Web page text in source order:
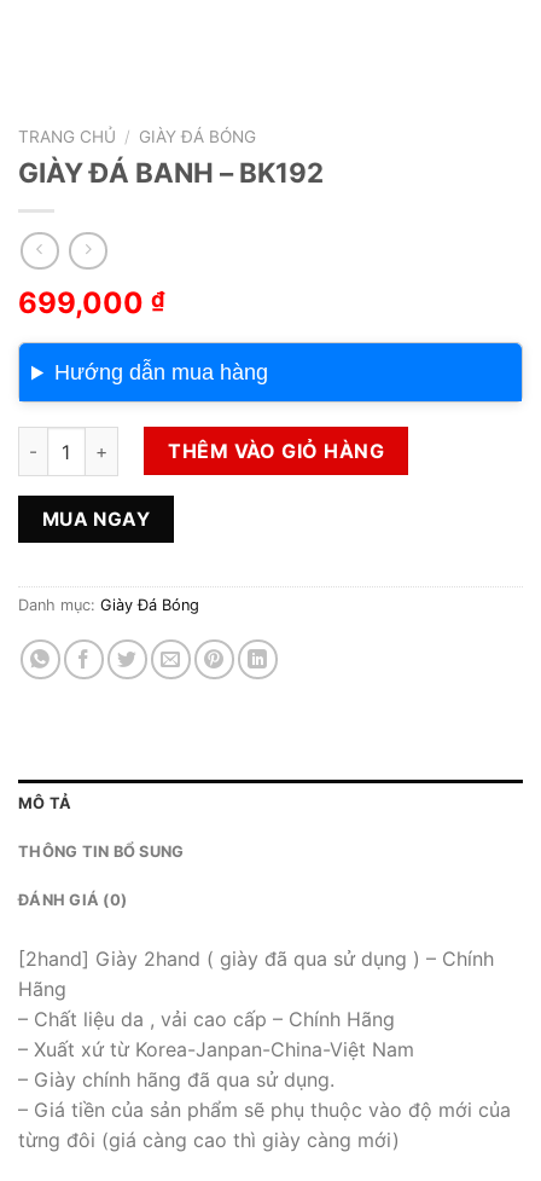
TRANG CHỦ / GIÀY ĐÁ BÓNG
GIÀY ĐÁ BANH – BK192
699,000 ₫
Hướng dẫn mua hàng
GIÀY ĐÁ BANH – BK192 số lượng
THÊM VÀO GIỎ HÀNG
MUA NGAY
Danh mục: Giày Đá Bóng
MÔ TẢ
THÔNG TIN BỔ SUNG
ĐÁNH GIÁ (0)
[2hand] Giày 2hand ( giày đã qua sử dụng ) – Chính
Hãng
– Chất liệu da , vải cao cấp – Chính Hãng
– Xuất xứ từ Korea-Janpan-China-Việt Nam
– Giày chính hãng đã qua sử dụng.
– Giá tiền của sản phẩm sẽ phụ thuộc vào độ mới của
từng đôi (giá càng cao thì giày càng mới)